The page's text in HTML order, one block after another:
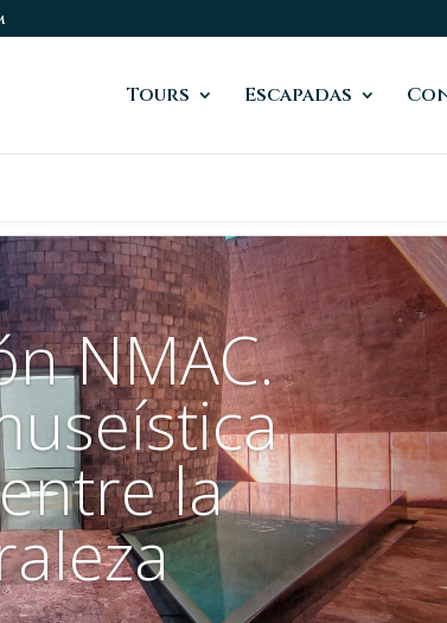
Tours Escapadas
NMAC.
la